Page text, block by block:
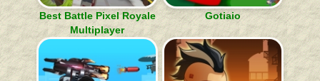
Best Battle Pixel Royale
Multiplayer
Gotiaio